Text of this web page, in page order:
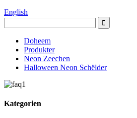
English
Doheem
Produkter
Neon Zeechen
Halloween Neon Schëlder
Kategorien